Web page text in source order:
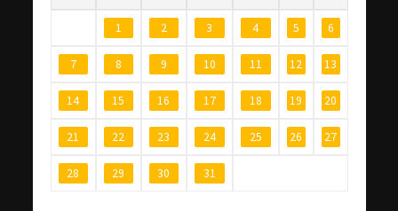
1 2 3 4 5 6
7 8 9 10 11 12 13
14 15 16 17 18 19 20
21 22 23 24 25 26 27
28 29 30 31